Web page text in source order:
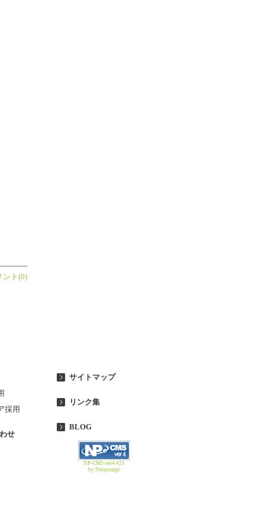
ント(0)
採用
せ
サイトマップ
リンク集
BLOG
NP-CMS ver4.421
by Netprompt